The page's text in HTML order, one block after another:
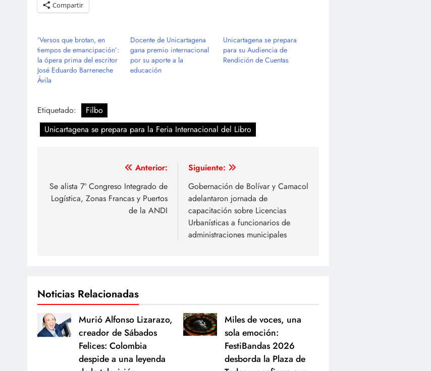
Compartir
‘Versos que brotan, en
tiempos de emancipación’:
la ópera prima del escritor
José Eduardo Barreneche
Ávila
Docente de Unicartagena
gana premio internacional
por su aporte a la
educación
Unicartagena se prepara
para su Audiencia de
Rendición de Cuentas
Etiquetado:
Filbo
Unicartagena se prepara para la Feria Internacional del Libro
de
entradas
Anterior:
Se alista 7º Congreso Integrado de
Logística, Zonas Francas y Puertos
de la ANDI
Siguiente:
Gobernación de Bolívar y Camacol
adelantaron jornada de
capacitación sobre Licencias
Urbanísticas a funcionarios de
administraciones municipales
Noticias Relacionadas
Murió Alfonso Lizarazo,
creador de Sábados
Felices: Colombia
despide a una leyenda
Miles de voces, una
sola emoción:
FestiBandas 2026
desborda la Plaza de